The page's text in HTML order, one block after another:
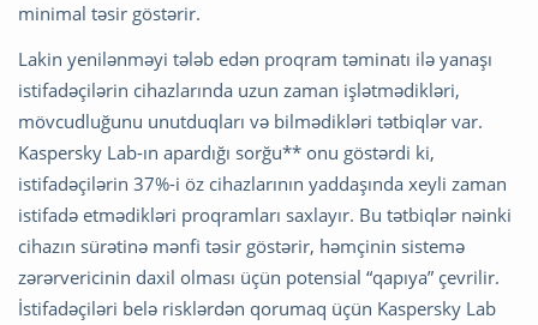
minimal təsir göstərir.
Lakin yenilənməyi tələb edən proqram təminatı ilə yanaşı
istifadəçilərin cihazlarında uzun zaman işlətmədikləri,
mövcudluğunu unutduqları və bilmədikləri tətbiqlər var.
Kaspersky Lab-ın apardığı sorğu** onu göstərdi ki,
istifadəçilərin 37%-i öz cihazlarının yaddaşında xeyli zaman
istifadə etmədikləri proqramları saxlayır. Bu tətbiqlər nəinki
cihazın sürətinə mənfi təsir göstərir, həmçinin sistemə
zərərvericinin daxil olması üçün potensial “qapıya” çevrilir.
İstifadəçiləri belə risklərdən qorumaq üçün Kaspersky Lab